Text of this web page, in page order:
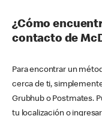
¿Cómo
contacto de
Para encontrar un
cerca de ti,
Grubhub o Postmates.
tu localización o